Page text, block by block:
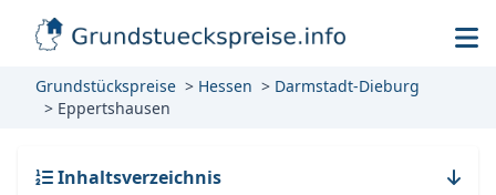
Grundstückspreise Hessen
Darmstadt-Dieburg
Eppertshausen
Inhaltsverzeichnis